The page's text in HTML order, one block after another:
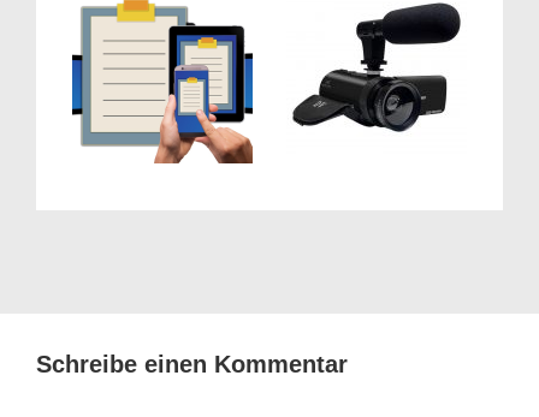
Schreibe einen Kommentar